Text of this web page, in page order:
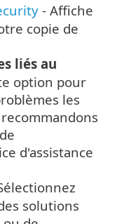
- Affiche
copie de
liés au
option pour
les
d'assistance
solutions